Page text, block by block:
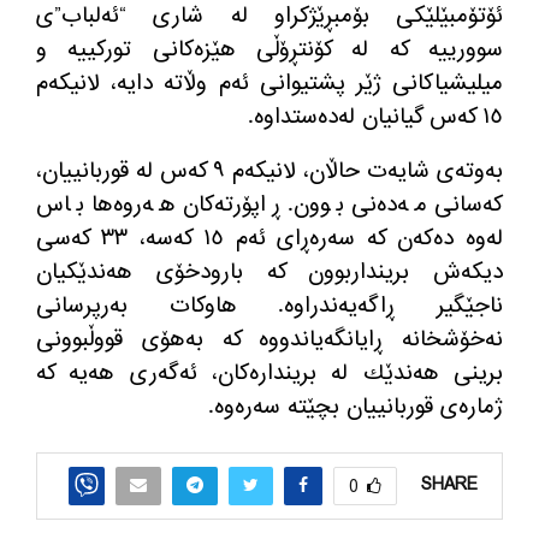
ئۆتۆمبێلێكی بۆمبڕێژكراو له‌ شاری “ئه‌لباب”ی
سوورییه‌ كه‌ له‌ كۆنتڕۆڵی هێزه‌كانی توركییه‌ و
میلیشیاكانی ژێر پشتیوانی ئه‌م وڵاته‌ دایه‌، لانیكه‌م
١٥ كه‌س گیانیان له‌ده‌ستداوه‌.
به‌وته‌ی شایه‌ت حاڵان، لانیكه‌م ٩ كه‌س له‌ قوربانییان،
كه‌سانی مه‌ده‌نی بوون. ڕاپۆرته‌كان هه‌روه‌ها باس
له‌وه‌ ده‌كه‌ن كه‌ سه‌ره‌ڕای ئه‌م ١٥ كه‌سه‌، ٣٣ كه‌سی
دیكه‌ش برینداربوون كه‌ بارودخۆی هه‌ندێكیان
ناجێگیر ڕاگه‌یه‌ندراوه‌. هاوكات به‌رپرسانی
نه‌خۆشخانه‌ ڕایانگه‌یاندووه‌ كه‌ به‌هۆی قووڵبوونی
برینی هه‌ندێك له‌ برینداره‌كان، ئه‌گه‌ری هه‌یه‌ كه‌
ژماره‌ی قوربانییان بچێته‌ سه‌ره‌وه‌.
SHARE
0